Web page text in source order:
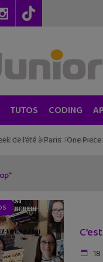
TUTOS CODING
de l’été à Paris : One